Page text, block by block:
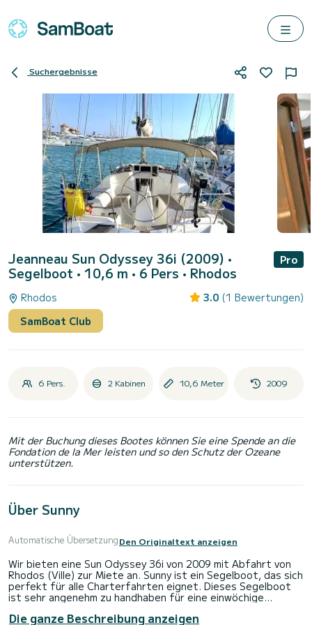
Suchergebnisse
Jeanneau Sun Odyssey 36i (2009) •
Segelboot • 10,6 m • 6 Pers • Rhodos
Pro
Rhodos 3.0 (1 Bewertungen)
SamBoat Club
6 Pers. 2 Kabinen 10,6 Meter 2009
Mit der Buchung dieses Bootes können Sie eine Spende an die
Fondation de la Mer leisten und so den Schutz der Ozeane
unterstützen.
Über Sunny
Automatische ÜbersetzungDen Originaltext anzeigen
Wir bieten eine Sun Odyssey 36i von 2009 mit Abfahrt von
Rhodos (Ville) zur Miete an. Sunny ist ein Segelboot, das sich
perfekt für alle Charterfahrten eignet. Dieses Segelboot
ist sehr angenehm zu handhaben für eine einwöchige
Die ganze Beschreibung anzeigen